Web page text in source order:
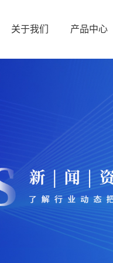
关于我们 产品中心